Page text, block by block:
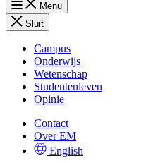
Menu
Sluit
Campus
Onderwijs
Wetenschap
Studentenleven
Opinie
Contact
Over EM
English